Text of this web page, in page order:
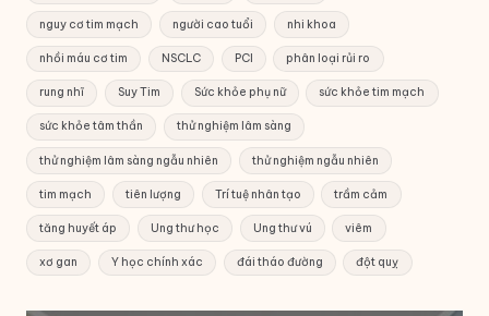
nguy cơ tim mạch người cao tuổi nhi khoa
nhồi máu cơ tim NSCLC PCI phân loại rủi ro
rung nhĩ Suy Tim Sức khỏe phụ nữ sức khỏe tim mạch
sức khỏe tâm thần thử nghiệm lâm sàng
thử nghiệm lâm sàng ngẫu nhiên thử nghiệm ngẫu nhiên
tim mạch tiên lượng Trí tuệ nhân tạo trầm cảm
tăng huyết áp Ung thư học Ung thư vú viêm
xơ gan Y học chính xác đái tháo đường đột quỵ